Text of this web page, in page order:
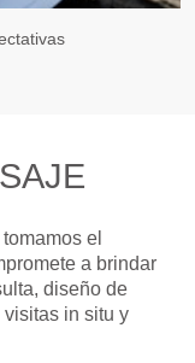
el
a brindar
diseño de
in situ y